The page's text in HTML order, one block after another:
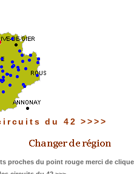
du 42 >>>>
proches du point rouge merci de